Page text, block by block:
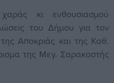
κι ενθουσιασμού
του Δήμου για τον
Αποκριάς και της Καθ.
της Μεγ. Σαρακοστής